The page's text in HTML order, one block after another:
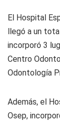
El Hospital
llegó a un
incorporó 3
Centro
Odontología
Además, el
Osep,